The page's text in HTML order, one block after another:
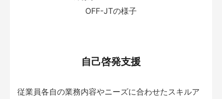
OFF-JTの様子
自己啓発支援
従業員各自の業務内容やニーズに合わせたスキルア